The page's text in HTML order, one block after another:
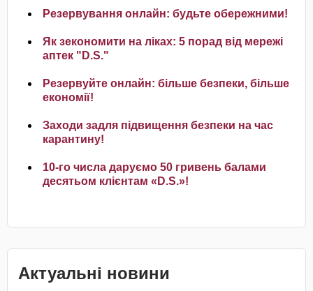
Резервування онлайн: будьте обережними!
Як зекономити на ліках: 5 порад від мережі
аптек "D.S."
Резервуйте онлайн: більше безпеки, більше
економії!
Заходи задля підвищення безпеки на час
карантину!
10-го числа даруємо 50 гривень балами
десятьом клієнтам «D.S.»!
Актуальні новини